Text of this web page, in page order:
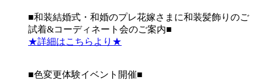
■和装結婚式・和婚のプレ花嫁さまに和装髪飾りのご
試着&コーディネート会のご案内■
★詳細はこちらより★
■色変更体験イベント開催■